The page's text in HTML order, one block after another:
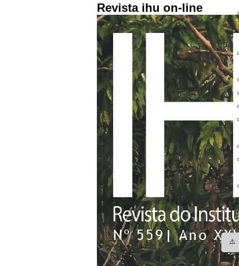
Revista ihu on-line
⚠️